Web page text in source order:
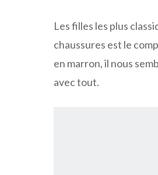
Les filles les plus
chaussures est le
en marron, il nous
avec tout.